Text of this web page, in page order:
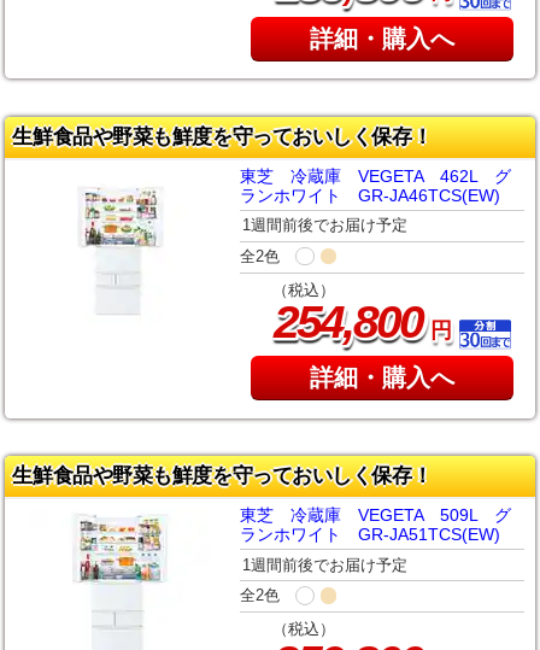
詳細・購入へ
生鮮食品や野菜も鮮度を守っておいしく保存！
東芝 冷蔵庫 VEGETA 462L グ
ランホワイト GR-JA46TCS(EW)
1週間前後でお届け予定
全2色
（税込）
254,800円
詳細・購入へ
生鮮食品や野菜も鮮度を守っておいしく保存！
東芝 冷蔵庫 VEGETA 509L グ
ランホワイト GR-JA51TCS(EW)
1週間前後でお届け予定
全2色
（税込）